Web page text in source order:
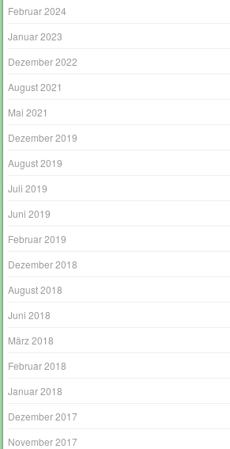
Februar 2024
Januar 2023
Dezember 2022
August 2021
Mai 2021
Dezember 2019
August 2019
Juli 2019
Juni 2019
Februar 2019
Dezember 2018
August 2018
Juni 2018
März 2018
Februar 2018
Januar 2018
Dezember 2017
November 2017